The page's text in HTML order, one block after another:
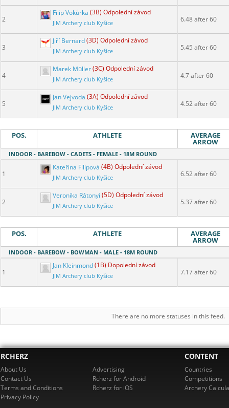
2
Filip Vokůrka (3B) Odpolední závod
JIM Archery club Kyšice 6.48 after 60
3
Jiří Bernard(3D) Odpolední závod
JIM Archery club Kyšice 5.45 after 60
4
Marek Müller(3C) Odpolední závod
JIM Archery club Kyšice 4.7 after 60
5
Jan Vejvoda (3A) Odpolední závod
JIM Archery club Kyšice 4.52 after 60
POS. ATHLETE AVERAGE
ARROW
INDOOR - BAREBOW - CADETS - FEMALE - 18M ROUND
1
Kateřina Filipová (4B) Odpolední závod
JIM Archery club Kyšice 6.52 after 60
2
Veronika Rátonyi (5D) Odpolední závod
JIM Archery club Kyšice 5.37 after 60
POS. ATHLETE AVERAGE
ARROW
INDOOR - BAREBOW - BOWMAN - MALE - 18M ROUND
1
Jan Kleinmond(1B) Dopolední závod
JIM Archery club Kyšice 7.17 after 60
There are no more statuses in this feed.
RCHERZ
About Us
Contact Us
Terms and Conditions
Privacy Policy
Advertising
Rcherz for Android
Rcherz for iOS
CONTENT
Countries
Competitions
Archery